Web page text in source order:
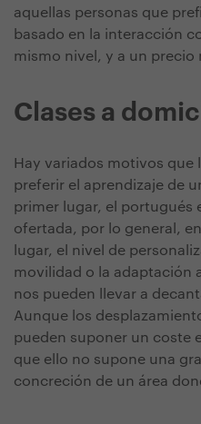
aquellas personas que
basado en la interacción
mismo nivel, y a un precio
Clases a
Hay variados motivos que
preferir el aprendizaje de
primer lugar, el portugués
ofertada, por lo general,
lugar, el nivel de
movilidad o la adaptación
nos pueden llevar a
Aunque los
pueden suponer un coste
que ello no supone una
concreción de un área